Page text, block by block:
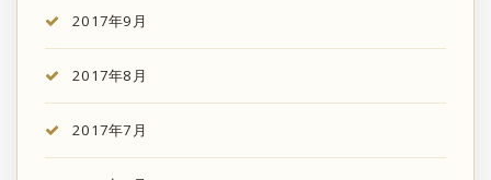
2017年9月
2017年8月
2017年7月